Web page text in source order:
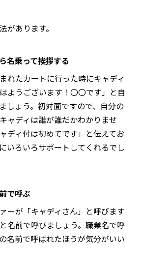
があります。
名乗って挨拶する
れたカートに行った時にキャディ
ようございます！〇〇です」と自
しょう。初対面ですので、自分の
ャディは誰が誰だかわかりませ
ディ付は初めてです」と伝えてお
いろいろサポートしてくれるでし
で呼ぶ
ーが「キャディさん」と呼びます
名前で呼びましょう。職業名で呼
名前で呼ばれたほうが気分がいい